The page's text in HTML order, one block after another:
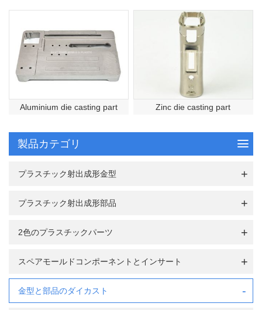
Aluminium die casting part Zinc die casting part
製品カテゴリ
プラスチック射出成形金型
プラスチック射出成形部品
2色のプラスチックパーツ
スペアモールドコンポーネントとインサート
金型と部品のダイカスト